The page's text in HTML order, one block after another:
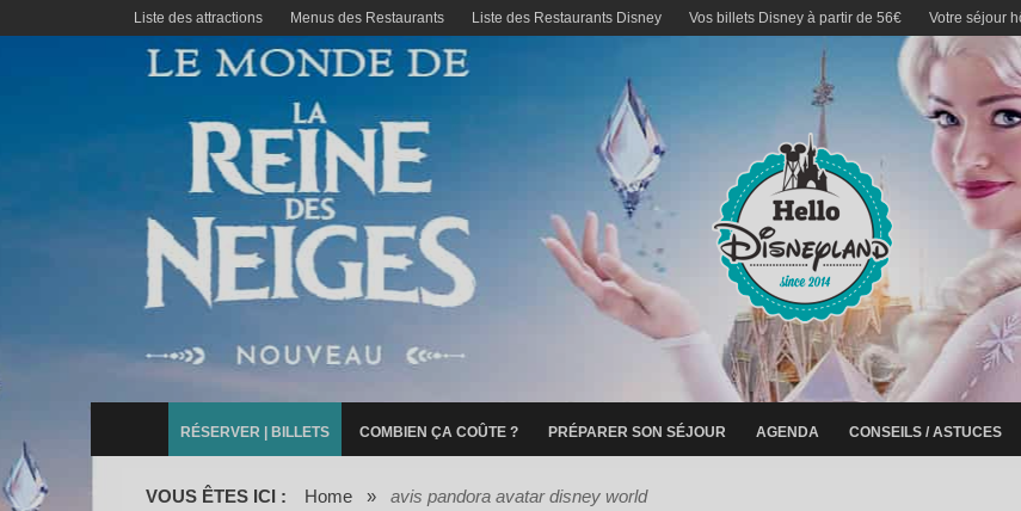
Liste des attractions Menus des Restaurants Liste des Restaurants Disney Vos billets Disney à partir de 56€ Votre séjour
RÉSERVER | BILLETS COMBIEN ÇA COÛTE ? PRÉPARER SON SÉJOUR AGENDA CONSEILS / ASTUCES
VOUS ÊTES ICI : Home » avis pandora avatar disney world